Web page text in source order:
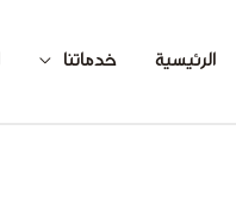
الرئيسية خدماتنا